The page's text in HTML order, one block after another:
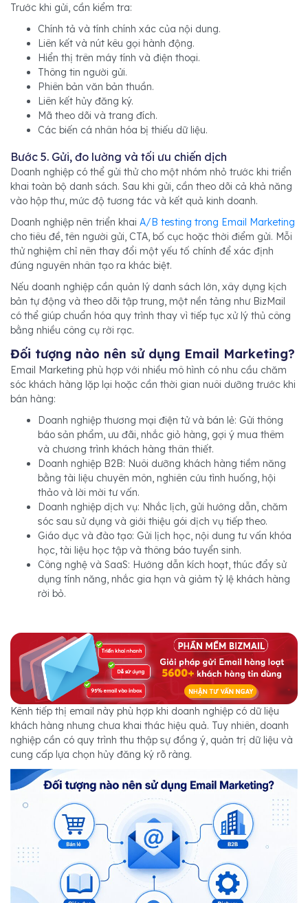
Trước khi gửi, cần kiểm tra:
Chính tả và tính chính xác của nội dung.
Liên kết và nút kêu gọi hành động.
Hiển thị trên máy tính và điện thoại.
Thông tin người gửi.
Phiên bản văn bản thuần.
Liên kết hủy đăng ký.
Mã theo dõi và trang đích.
Các biến cá nhân hóa bị thiếu dữ liệu.
Bước 5. Gửi, đo lường và tối ưu chiến dịch
Doanh nghiệp có thể gửi thử cho một nhóm nhỏ trước khi triển
khai toàn bộ danh sách. Sau khi gửi, cần theo dõi cả khả năng
vào hộp thư, mức độ tương tác và kết quả kinh doanh.
Doanh nghiệp nên triển khai A/B testing trong Email Marketing
cho tiêu đề, tên người gửi, CTA, bố cục hoặc thời điểm gửi. Mỗi
thử nghiệm chỉ nên thay đổi một yếu tố chính để xác định
đúng nguyên nhân tạo ra khác biệt.
Nếu doanh nghiệp cần quản lý danh sách lớn, xây dựng kịch
bản tự động và theo dõi tập trung, một nền tảng như BizMail
có thể giúp chuẩn hóa quy trình thay vì tiếp tục xử lý thủ công
bằng nhiều công cụ rời rạc.
Đối tượng nào nên sử dụng Email Marketing?
Email Marketing phù hợp với nhiều mô hình có nhu cầu chăm
sóc khách hàng lặp lại hoặc cần thời gian nuôi dưỡng trước khi
bán hàng:
Doanh nghiệp thương mại điện tử và bán lẻ: Gửi thông
báo sản phẩm, ưu đãi, nhắc giỏ hàng, gợi ý mua thêm
và chương trình khách hàng thân thiết.
Doanh nghiệp B2B: Nuôi dưỡng khách hàng tiềm năng
bằng tài liệu chuyên môn, nghiên cứu tình huống, hội
thảo và lời mời tư vấn.
Doanh nghiệp dịch vụ: Nhắc lịch, gửi hướng dẫn, chăm
sóc sau sử dụng và giới thiệu gói dịch vụ tiếp theo.
Giáo dục và đào tạo: Gửi lịch học, nội dung tư vấn khóa
học, tài liệu học tập và thông báo tuyển sinh.
Công nghệ và SaaS: Hướng dẫn kích hoạt, thúc đẩy sử
dụng tính năng, nhắc gia hạn và giảm tỷ lệ khách hàng
rời bỏ.
Kênh tiếp thị email này phù hợp khi doanh nghiệp có dữ liệu
khách hàng nhưng chưa khai thác hiệu quả. Tuy nhiên, doanh
nghiệp cần có quy trình thu thập sự đồng ý, quản trị dữ liệu và
cung cấp lựa chọn hủy đăng ký rõ ràng.